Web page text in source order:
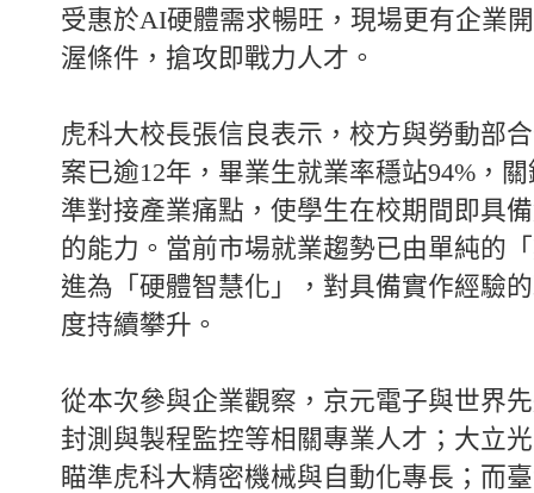
受惠於AI硬體需求暢旺，現場更有企業
渥條件，搶攻即戰力人才。
虎科大校長張信良表示，校方與勞動部
案已逾12年，畢業生就業率穩站94%，
準對接產業痛點，使學生在校期間即具
的能力。當前市場就業趨勢已由單純的
進為「硬體智慧化」，對具備實作經驗
度持續攀升。
從本次參與企業觀察，京元電子與世界
封測與製程監控等相關專業人才；大立
瞄準虎科大精密機械與自動化專長；而